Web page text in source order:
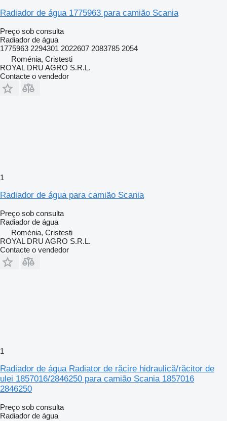
Radiador de água 1775963 para camião Scania
Preço sob consulta
Radiador de água
1775963 2294301 2022607 2083785 2054
Roménia, Cristesti
ROYAL DRU AGRO S.R.L.
Contacte o vendedor
1
Radiador de água para camião Scania
Preço sob consulta
Radiador de água
Roménia, Cristesti
ROYAL DRU AGRO S.R.L.
Contacte o vendedor
1
Radiador de água Radiator de răcire hidraulică/răcitor de
ulei 1857016/2846250 para camião Scania 1857016
2846250
Preço sob consulta
Radiador de água